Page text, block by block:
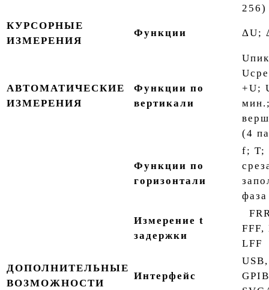
256)
КУРСОРНЫЕ
ИЗМЕРЕНИЯ
Функции ΔU;
АВТОМАТИЧЕСКИЕ
ИЗМЕРЕНИЯ
Функции по
вертикали
+U;
(4
Функции по
горизонтали
f; T;
фаза
Измерение t
задержки
FFF,
LFF
ДОПОЛНИТЕЛЬНЫЕ
ВОЗМОЖНОСТИ
Интерфейс